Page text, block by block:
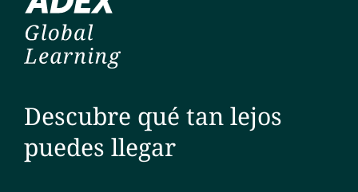
Descubre qué tan lejos
puedes llegar